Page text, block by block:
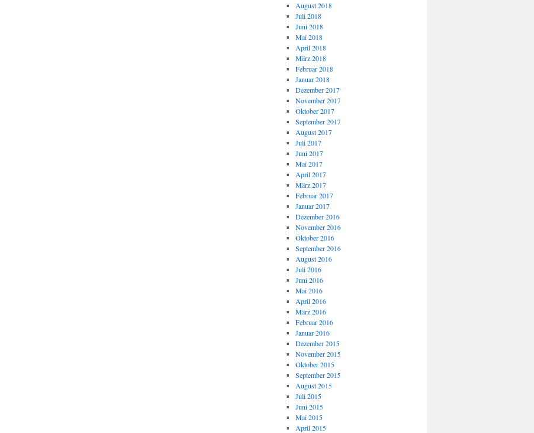
August 2018
Juli 2018
Juni 2018
Mai 2018
April 2018
März 2018
Februar 2018
Januar 2018
Dezember 2017
November 2017
Oktober 2017
September 2017
August 2017
Juli 2017
Juni 2017
Mai 2017
April 2017
März 2017
Februar 2017
Januar 2017
Dezember 2016
November 2016
Oktober 2016
September 2016
August 2016
Juli 2016
Juni 2016
Mai 2016
April 2016
März 2016
Februar 2016
Januar 2016
Dezember 2015
November 2015
Oktober 2015
September 2015
August 2015
Juli 2015
Juni 2015
Mai 2015
April 2015